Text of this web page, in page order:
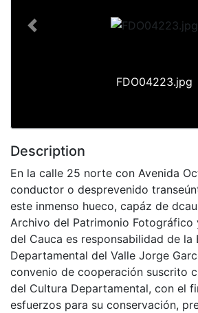
FDO04223.jpg
Previous
Description
En la calle 25 norte con Avenida
conductor o desprevenido
este inmenso hueco, capáz de
Archivo del Patrimonio Fotográfico
del Cauca es responsabilidad de la
Departamental del Valle Jorge
convenio de cooperación suscrito
del Cultura Departamental, con el
esfuerzos para su conservación,